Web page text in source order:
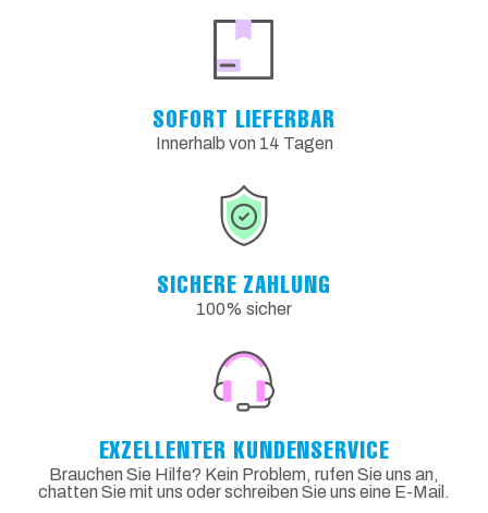
SOFORT LIEFERBAR
Innerhalb von 14 Tagen
SICHERE ZAHLUNG
100% sicher
EXZELLENTER KUNDENSERVICE
Brauchen Sie Hilfe? Kein Problem, rufen Sie uns an,
chatten Sie mit uns oder schreiben Sie uns eine E-Mail.